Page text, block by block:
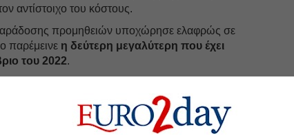
αντίστοιχο του κόστους.
προμηθειών υποχώρησε ελαφρώς σε
παρέμεινε η δεύτερη μεγαλύτερη που έχει
του 2022.
αγοραστική δραστηριότητα αυξήθηκε για 19ο
ρυθμό του τελευταίου περίπου έτους. Ως
να αναπληρώσουν τα αποθέματά τους